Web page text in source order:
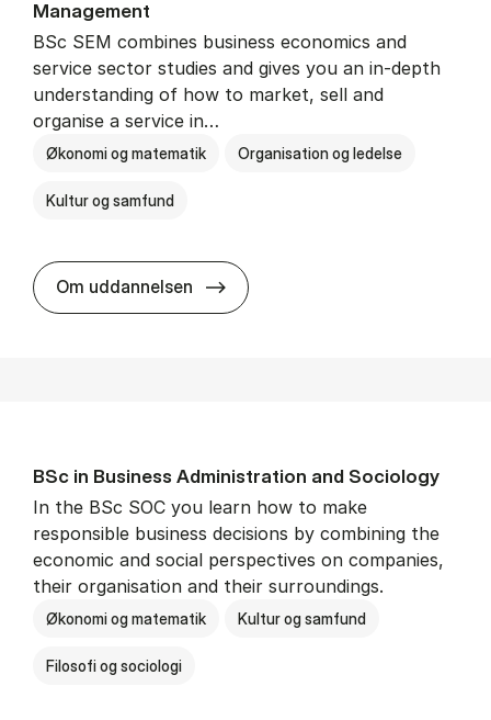
Man­age­ment
BSc SEM combines business economics and
service sector studies and gives you an in-depth
understanding of how to market, sell and
organise a service in…
Økonomi og matematik Organisation og ledelse
Kultur og samfund
Om uddannelsen BSc in Busi­ness Ad­min­is­tra­tion
BSc in Busi­ness Ad­min­is­tra­tion and So­ci­ology
In the BSc SOC you learn how to make
responsible business decisions by combining the
economic and social perspectives on companies,
their organisation and their surroundings.
Økonomi og matematik Kultur og samfund
Filosofi og sociologi